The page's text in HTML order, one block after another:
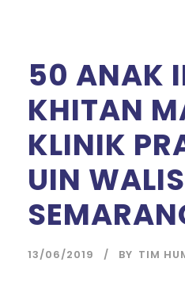
50 ANAK
KHITAN
KLINIK
UIN
13/06/2019 BY TIM